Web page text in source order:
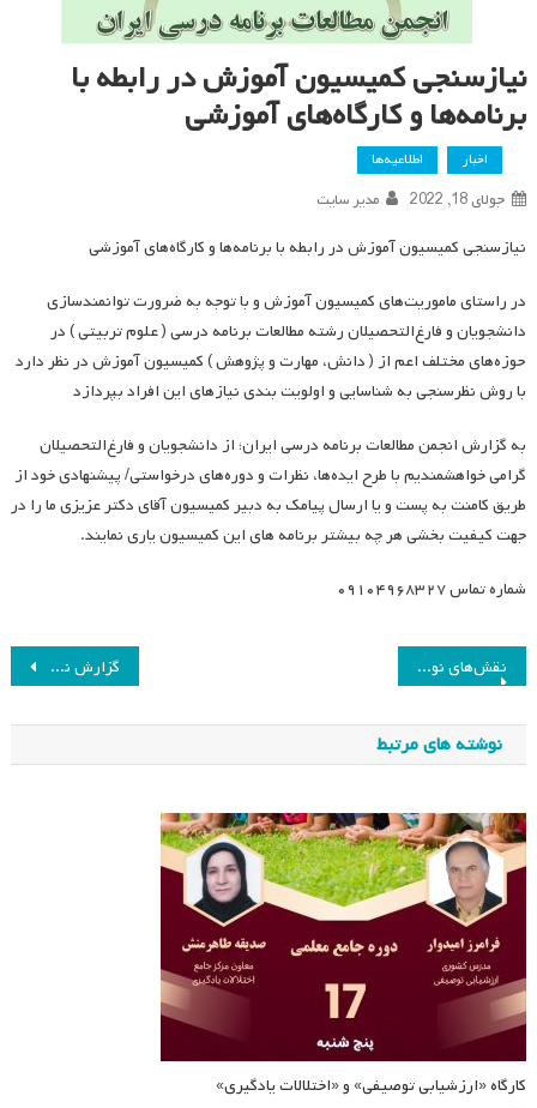
نیازسنجی کمیسیون آموزش در رابطه با
برنامه‌ها و کارگاه‌های آموزشی
اخبار اطلاعیه‌ها
جولای 18, 2022 مدیر سایت
نیازسنجی کمیسیون آموزش در رابطه با برنامه‌ها و کارگاه‌های آموزشی
در راستای ماموریت‌های کمیسیون آموزش و با توجه به ضرورت توانمندسازی
دانشجویان و فارغ‌التحصیلان رشته مطالعات برنامه درسی ( علوم تربیتی ) در
حوزه‌های مختلف اعم از ( دانش، مهارت و پژوهش ) کمیسیون آموزش در نظر دارد
با روش نظرسنجی به شناسایی و اولویت بندی نیازهای این افراد بپردازد
به گزارش انجمن مطالعات برنامه درسی ایران؛ از دانشجویان و فارغ‌التحصیلان
گرامی خواهشمندیم با طرح ایده‌ها، نظرات و دوره‌های درخواستی/ پیشنهادی خود از
طریق کامنت به پست و یا ارسال پیامک به دبیر کمیسیون آقای دکتر عزیزی ما را در
جهت کیفیت بخشی هر چه بیشتر برنامه های این کمیسیون یاری نمایند.
شماره تماس ۰۹۱۰۴۹۶۸۳۲۷
راهبری
نوشته
گزارش نشست انجمن و مسئولیت اجتماعی: رویکردها و راهکارها نقش‌های نوین معلمان در فرایند آموزش و یادگیری
نوشته های مرتبط
کارگاه «ارزشیابی توصیفی» و «اختلالات یادگیری»